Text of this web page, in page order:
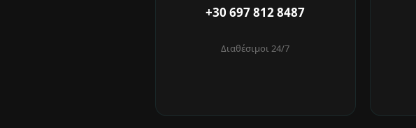
+30 697 812 8487
Διαθέσιμοι 24/7